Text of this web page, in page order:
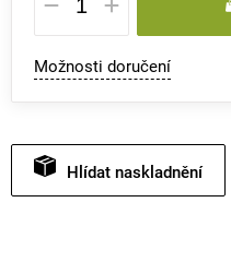
Možnosti doručení
Hlídat